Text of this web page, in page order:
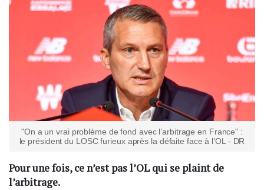
"On a un vrai problème de fond avec l’arbitrage en France" :
le président du LOSC furieux après la défaite face à l’OL - DR
Pour une fois, ce n’est pas l’OL qui se plaint de
l’arbitrage.